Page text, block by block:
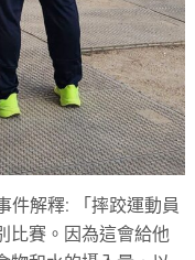
件解釋: 「摔跤運動員
比賽。因為這會給他